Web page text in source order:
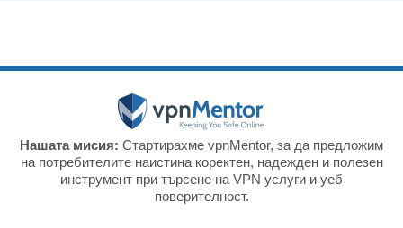
Нашата мисия: Стартирахме vpnMentor, за да предложим
на потребителите наистина коректен, надежден и полезен
инструмент при търсене на VPN услуги и уеб
поверителност.